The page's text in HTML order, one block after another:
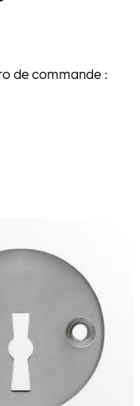
de commande :